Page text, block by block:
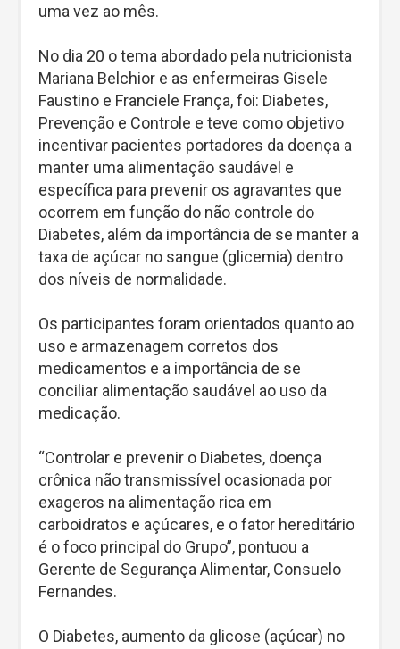
uma vez ao mês.
No dia 20 o tema abordado pela nutricionista
Mariana Belchior e as enfermeiras Gisele
Faustino e Franciele França, foi: Diabetes,
Prevenção e Controle e teve como objetivo
incentivar pacientes portadores da doença a
manter uma alimentação saudável e
específica para prevenir os agravantes que
ocorrem em função do não controle do
Diabetes, além da importância de se manter a
taxa de açúcar no sangue (glicemia) dentro
dos níveis de normalidade.
Os participantes foram orientados quanto ao
uso e armazenagem corretos dos
medicamentos e a importância de se
conciliar alimentação saudável ao uso da
medicação.
“Controlar e prevenir o Diabetes, doença
crônica não transmissível ocasionada por
exageros na alimentação rica em
carboidratos e açúcares, e o fator hereditário
é o foco principal do Grupo”, pontuou a
Gerente de Segurança Alimentar, Consuelo
Fernandes.
O Diabetes, aumento da glicose (açúcar) no